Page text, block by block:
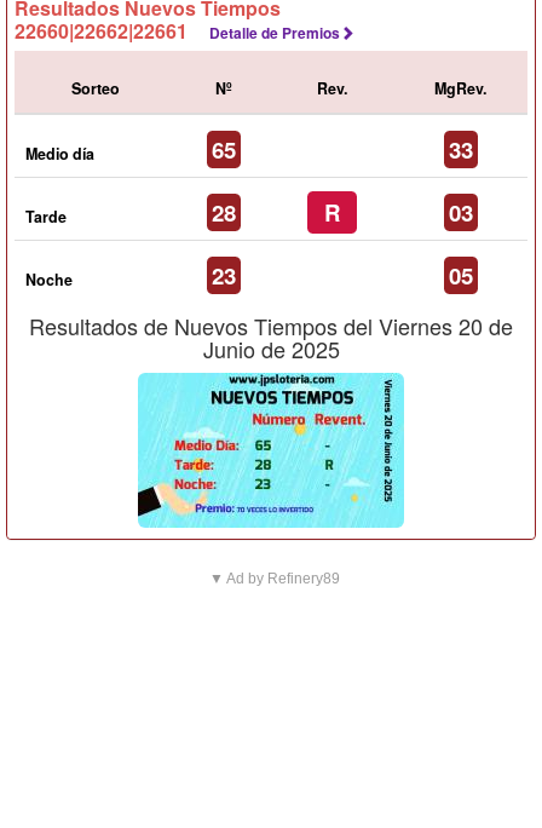
Resultados Nuevos Tiempos
22660|22662|22661
Detalle de Premios
Sorteo Nº Rev. MgRev.
Medio día 65 33
Tarde 28 R 03
Noche 23 05
Resultados de Nuevos Tiempos del Viernes 20 de
Junio de 2025
▼ Ad by Refinery89